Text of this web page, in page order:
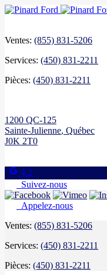
Ventes: (855) 831-5206
Services: (450) 831-2211
Pièces: (450) 831-2211
1200 QC-125
Sainte-Julienne, Québec
J0K 2T0
4.2
Suivez-nous
Appelez-nous
Ventes: (855) 831-5206
Services: (450) 831-2211
Pièces: (450) 831-2211